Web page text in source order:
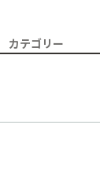
カテゴリー